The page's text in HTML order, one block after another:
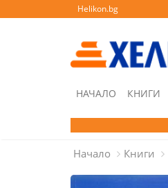
Helikon.bg
НАЧАЛО КНИГИ
Начало Книги